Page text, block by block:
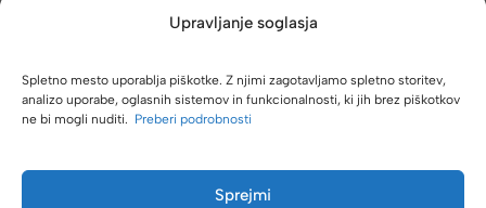
Upravljanje soglasja
Spletno mesto uporablja piškotke. Z njimi zagotavljamo spletno storitev,
analizo uporabe, oglasnih sistemov in funkcionalnosti, ki jih brez piškotkov
ne bi mogli nuditi. Preberi podrobnosti
Sprejmi
(4,8/5)
Kupci nas hvalijo zaradi hitre dostave, poštenih cen in velike